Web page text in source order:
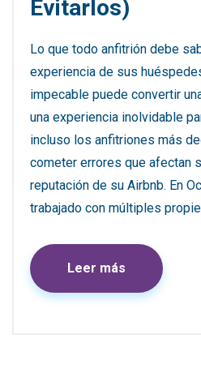
Evitarlos)
Lo que todo anfitrión debe
experiencia de sus
impecable puede convertir
una experiencia inolvidable
incluso los anfitriones más
cometer errores que afectan
reputación de su Airbnb. En
trabajado con múltiples
Leer más